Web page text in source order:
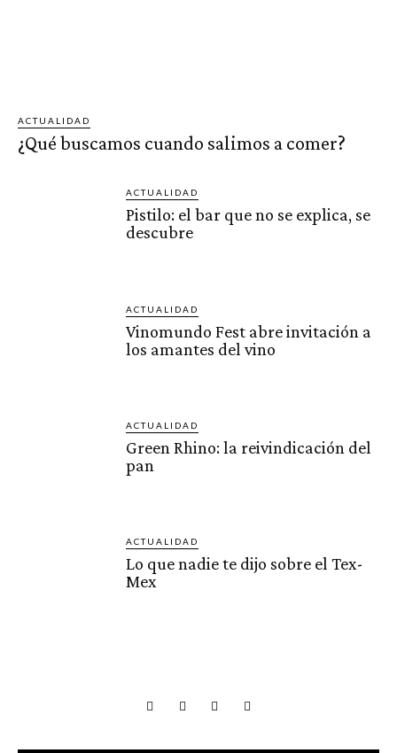
ACTUALIDAD
¿Qué buscamos cuando salimos a comer?
ACTUALIDAD
Pistilo: el bar que no se explica, se
descubre
ACTUALIDAD
Vinomundo Fest abre invitación a
los amantes del vino
ACTUALIDAD
Green Rhino: la reivindicación del
pan
ACTUALIDAD
Lo que nadie te dijo sobre el Tex-
Mex